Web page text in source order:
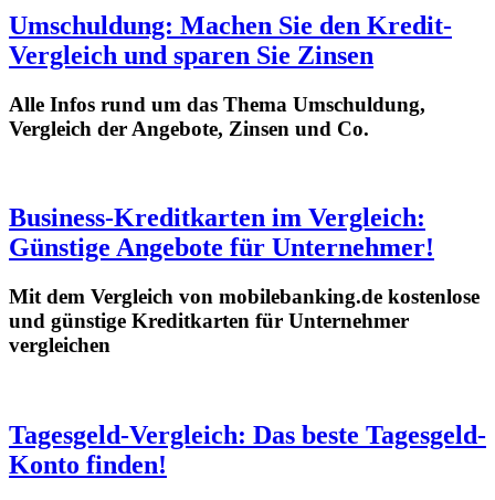
Umschuldung: Machen Sie den Kredit-
Vergleich und sparen Sie Zinsen
Alle Infos rund um das Thema Umschuldung,
Vergleich der Angebote, Zinsen und Co.
Business-Kreditkarten im Vergleich:
Günstige Angebote für Unternehmer!
Mit dem Vergleich von mobilebanking.de kostenlose
und günstige Kreditkarten für Unternehmer
vergleichen
Tagesgeld-Vergleich: Das beste Tagesgeld-
Konto finden!